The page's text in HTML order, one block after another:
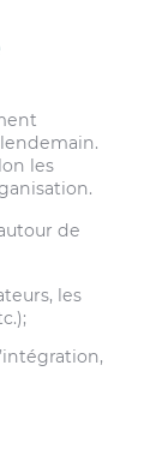
les
de
les